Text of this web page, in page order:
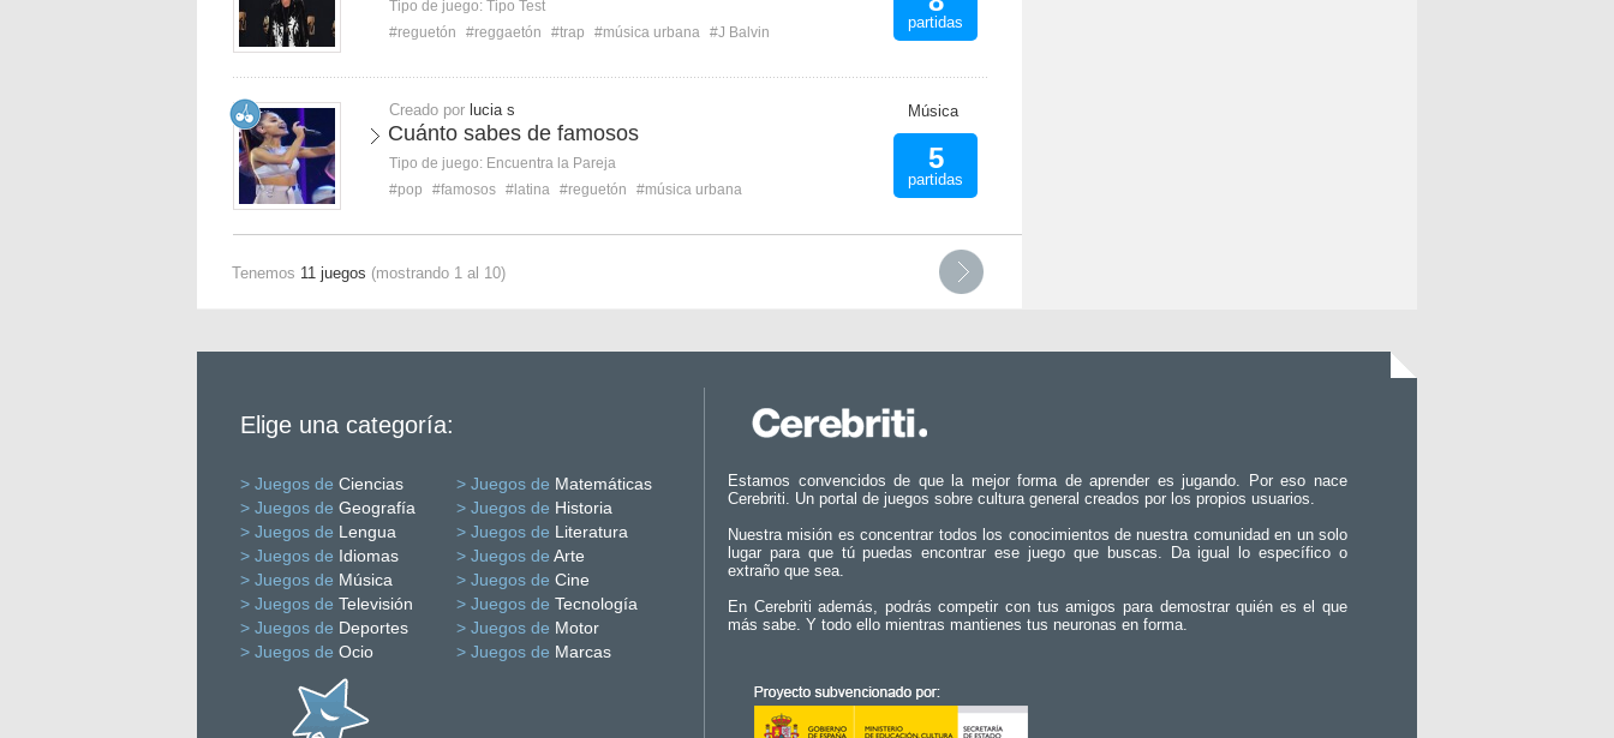
Tipo de juego: Tipo Test
#reguetón
#reggaetón #trap #música urbana #J Balvin
partidas
Creado por lucia s
Cuánto sabes de famosos
Tipo de juego: Encuentra la Pareja
#pop
#famosos #latina #reguetón #música urbana
Música
5
partidas
Tenemos 11 juegos (mostrando 1 al 10)
Elige una categoría:
> Juegos de Ciencias > Juegos de Matemáticas
> Juegos de Geografía > Juegos de Historia
> Juegos de Lengua > Juegos de Literatura
> Juegos de Idiomas > Juegos de Arte
> Juegos de Música > Juegos de Cine
> Juegos de Televisión > Juegos de Tecnología
> Juegos de Deportes > Juegos de Motor
> Juegos de Ocio > Juegos de Marcas
Estamos convencidos de que la mejor forma de aprender es jugando. Por eso nace
Cerebriti. Un portal de juegos sobre cultura general creados por los propios usuarios.
Nuestra misión es concentrar todos los conocimientos de nuestra comunidad en un solo
lugar para que tú puedas encontrar ese juego que buscas. Da igual lo específico o
extraño que sea.
En Cerebriti además, podrás competir con tus amigos para demostrar quién es el que
más sabe. Y todo ello mientras mantienes tus neuronas en forma.